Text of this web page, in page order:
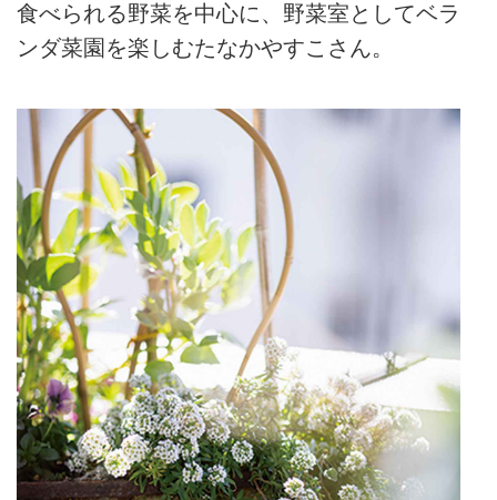
食べられる野菜を中心に、野菜室としてベラ
ンダ菜園を楽しむたなかやすこさん。